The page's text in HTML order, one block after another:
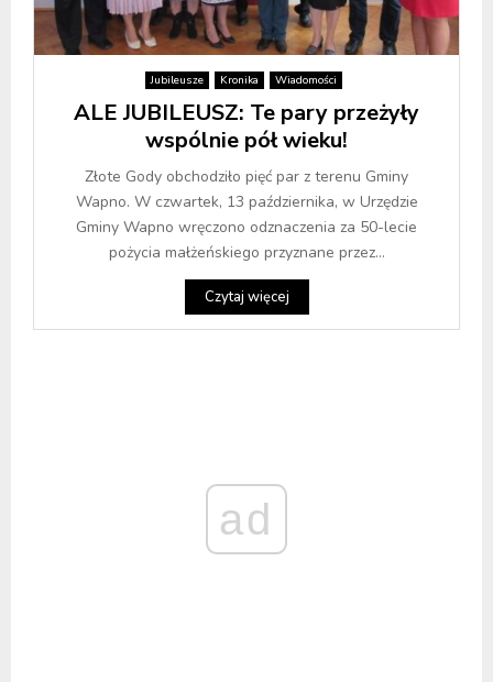
Jubileusze Kronika Wiadomości
ALE JUBILEUSZ: Te pary przeżyły
wspólnie pół wieku!
Złote Gody obchodziło pięć par z terenu Gminy
Wapno. W czwartek, 13 października, w Urzędzie
Gminy Wapno wręczono odznaczenia za 50-lecie
pożycia małżeńskiego przyznane przez...
Czytaj więcej
ad